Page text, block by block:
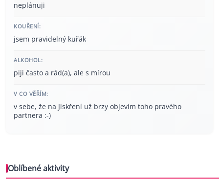
neplánuji
KOUŘENÍ:
jsem pravidelný kuřák
ALKOHOL:
piji často a rád(a), ale s mírou
V CO VĚŘÍM:
v sebe, že na Jiskření už brzy objevím toho pravého
partnera :-)
Oblíbené aktivity